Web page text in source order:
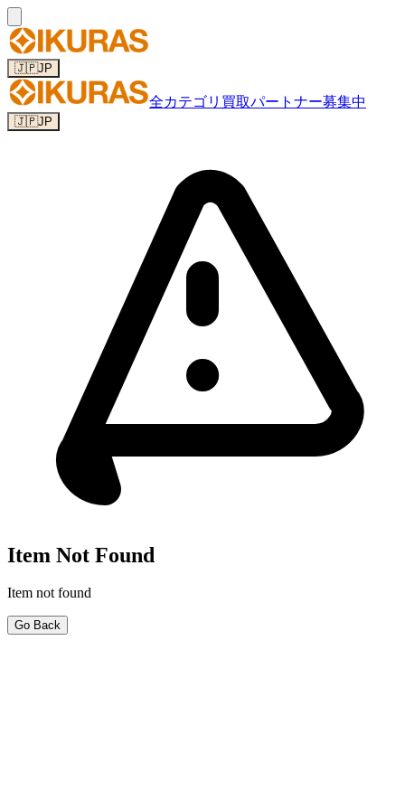
🇯🇵JP
全カテゴリ 買取パートナー募集中
🇯🇵JP
Item Not Found
Item not found
Go Back